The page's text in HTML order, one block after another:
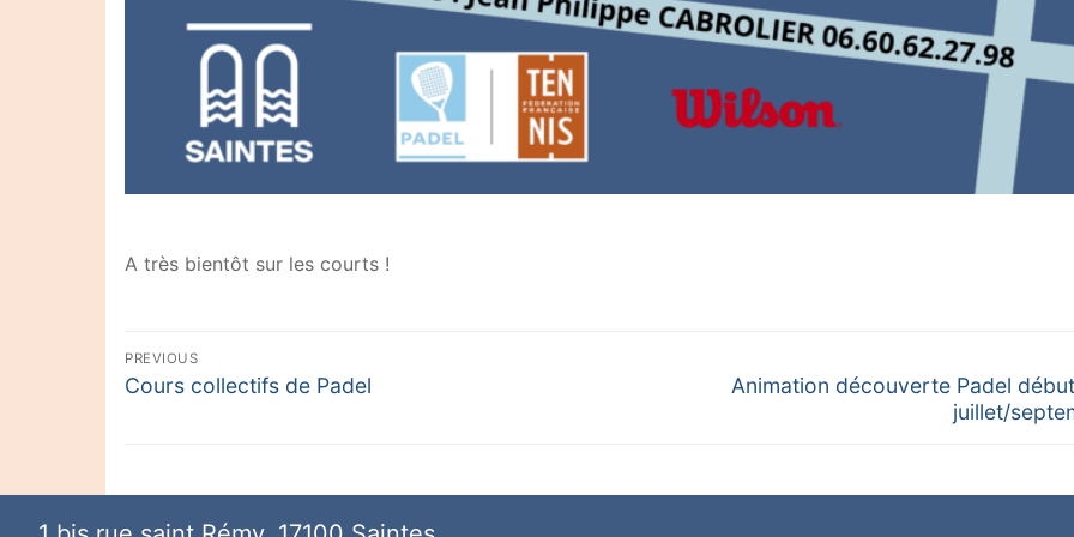
A très bientôt sur les courts !
Navigation
de
PREVIOUS
Previous
Cours collectifs de Padel
Next
Animation découverte Padel
juillet/